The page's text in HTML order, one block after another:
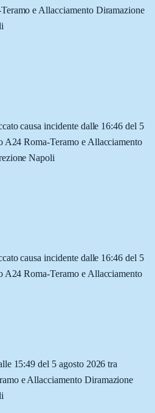
e Allacciamento Diramazione
causa incidente dalle 16:46 del 5
A24 Roma-Teramo e Allacciamento
Napoli
causa incidente dalle 16:46 del 5
A24 Roma-Teramo e Allacciamento
15:49 del 5 agosto 2026 tra
e Allacciamento Diramazione